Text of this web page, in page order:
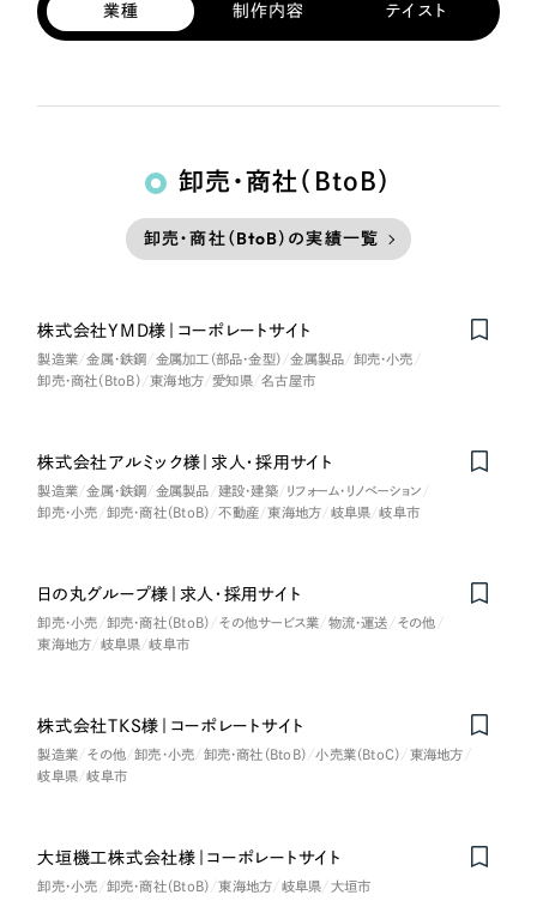
業種 制作内容 テイスト
卸売・商社（BtoB）
卸売・商社（BtoB）の実績一覧
株式会社YMD様｜コーポレートサイト
製造業 金属・鉄鋼 金属加工（部品・金型） 金属製品
卸売・小売
卸売・商社（BtoB）
東海地方 愛知県 名古屋市
株式会社アルミック様｜求人・採用サイト
製造業 金属・鉄鋼 金属製品 建設・建築
リフォーム・リノベーション
卸売・小売
卸売・商社（BtoB） 不動産 東海地方 岐阜県 岐阜市
日の丸グループ様｜求人・採用サイト
卸売・小売 卸売・商社（BtoB） その他サービス業 物流・運送
その他
東海地方
岐阜県 岐阜市
株式会社TKS様｜コーポレートサイト
製造業 その他 卸売・小売 卸売・商社（BtoB） 小売業（BtoC）
東海地方
岐阜県
岐阜市
大垣機工株式会社様｜コーポレートサイト
卸売・小売 卸売・商社（BtoB） 東海地方 岐阜県 大垣市